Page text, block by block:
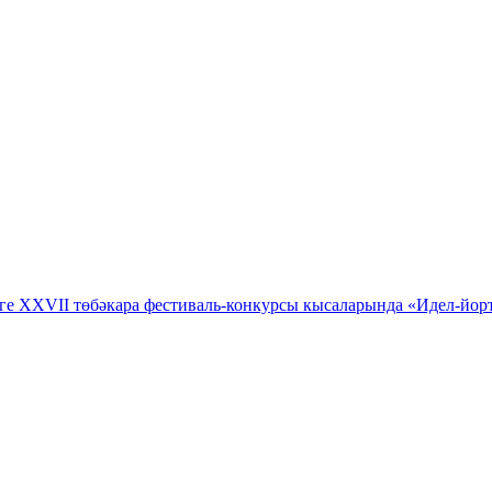
XXVII төбәкара фестиваль-конкурсы кысаларында «Идел-